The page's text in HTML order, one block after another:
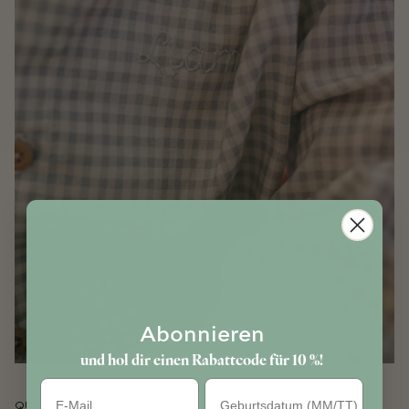
QUALITÄT
Abonnieren
und hol dir einen Rabattcode für 10 %!
Geburtstag